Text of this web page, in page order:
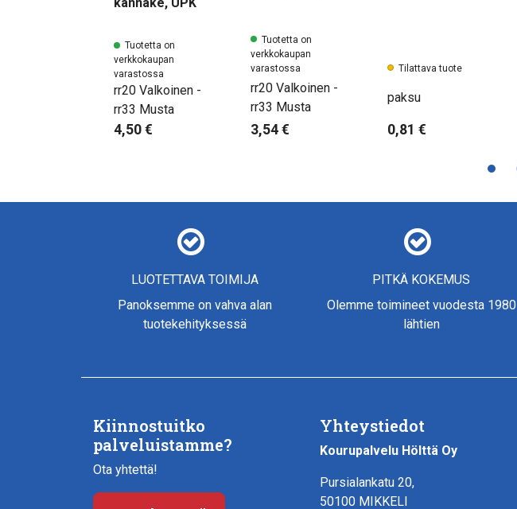
kannake, UPK
Tuotetta on
verkkokaupan
varastossa
rr20 Valkoinen -
rr33 Musta
4,50 €
Tuotetta on
verkkokaupan
varastossa
rr20 Valkoinen -
rr33 Musta
3,54 €
Tilattava tuote
paksu
0,81 €
LUOTETTAVA TOIMIJA
Panoksemme on vahva alan
tuotekehityksessä
PITKÄ KOKEMUS
Olemme toimineet vuodesta 1980
lähtien
Kiinnostuitko
palveluistamme?
Ota yhtettä!
Yhteystiedot
Kourupalvelu Hölttä Oy
Pursialankatu 20,
50100 MIKKELI